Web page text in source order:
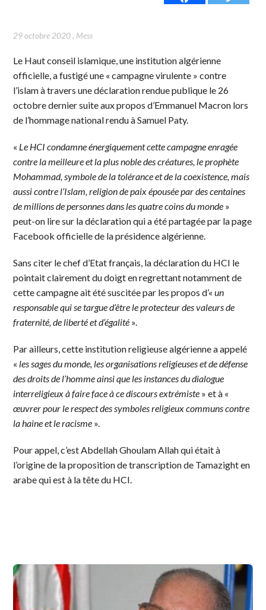
29 octobre 2020, Mess
Le Haut conseil islamique, une institution algérienne
officielle, a fustigé une « campagne virulente » contre
l’islam à travers une déclaration rendue publique le 26
octobre dernier suite aux propos d’Emmanuel Macron lors
de l’hommage national rendu à Samuel Paty.
« Le HCI condamne énergiquement cette campagne enragée
contre la meilleure et la plus noble des créatures, le prophète
Mohammad, symbole de la tolérance et de la coexistence, mais
aussi contre l’Islam, religion de paix épousée par des centaines
de millions de personnes dans les quatre coins du monde »
peut-on lire sur la déclaration qui a été partagée par la page
Facebook officielle de la présidence algérienne.
Sans citer le chef d’Etat français, la déclaration du HCI le
pointait clairement du doigt en regrettant notamment de
cette campagne ait été suscitée par les propos d’«un
responsable qui se targue d’être le protecteur des valeurs de
fraternité, de liberté et d’égalité ».
Par ailleurs, cette institution religieuse algérienne a appelé
« les sages du monde, les organisations religieuses et de défense
des droits de l’homme ainsi que les instances du dialogue
interreligieux à faire face à ce discours extrémiste » et à «
œuvrer pour le respect des symboles religieux communs contre
la haine et le racisme ».
Pour appel, c’est Abdellah Ghoulam Allah qui était à
l’origine de la proposition de transcription de Tamazight en
arabe qui est à la tête du HCI.